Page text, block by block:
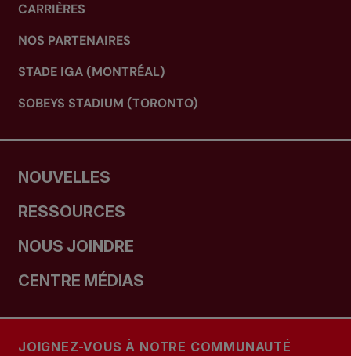
CARRIÈRES
NOS PARTENAIRES
STADE IGA (MONTRÉAL)
SOBEYS STADIUM (TORONTO)
NOUVELLES
RESSOURCES
NOUS JOINDRE
CENTRE MÉDIAS
JOIGNEZ-VOUS À NOTRE COMMUNAUTÉ